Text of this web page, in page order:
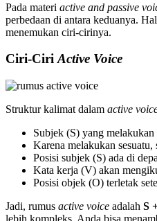
Pada materi active and passive
perbedaan di antara keduanya.
menemukan ciri-cirinya.
Ciri-CiriActive Voice
Struktur kalimat dalam active
Subjek (S) yang
Karena melakukan
Posisi subjek (S) ada di
Kata kerja (V) akan
Posisi objek (O) terletak
Jadi, rumus active voice adalah S
lebih kompleks, Anda bisa